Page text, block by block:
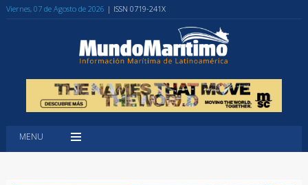
Viernes, 07 de Agosto de 2026 | ISSN 0719-241X
MENU